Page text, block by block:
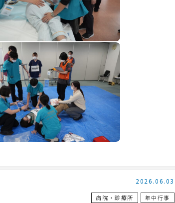
病院・診療所 年中行事
2026.06.03